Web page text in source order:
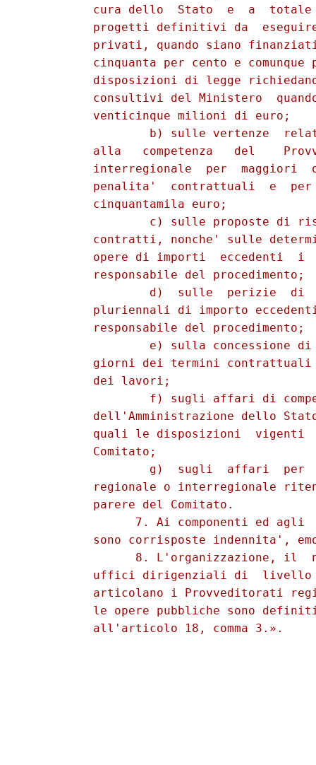
cura dello  Stato  e  a
progetti definitivi da
privati, quando siano
cinquanta per cento e comunque
disposizioni di legge
consultivi del Ministero
          venticinque milioni di euro;
b) sulle vertenze
alla   competenza   del
interregionale  per  maggiori
penalita'  contrattuali  e
          cinquantamila euro;
c) sulle proposte di
contratti, nonche' sulle
opere di importi  eccedenti  i
          responsabile del procedimento;
d)  sulle  perizie  di
pluriennali di importo
          responsabile del procedimento;
e) sulla concessione
giorni dei termini
          dei lavori;
f) sugli affari di
dell'Amministrazione dello
quali le disposizioni  vigenti
          Comitato;
g)  sugli  affari  per
regionale o interregionale
          parere del Comitato.
7. Ai componenti ed agli
sono corrisposte indennita',
8. L'organizzazione, il
uffici dirigenziali di
articolano i Provveditorati
le opere pubbliche sono